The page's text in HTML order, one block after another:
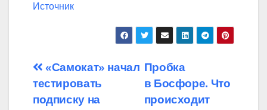
Источник
Навигация
по
Пробка
в Босфоре. Что
происходит
«Самокат» начал
тестировать
подписку на